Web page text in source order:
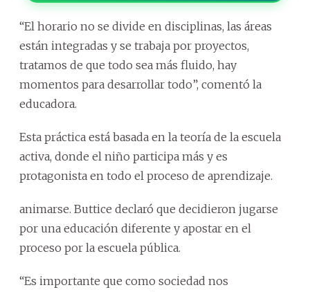
“El horario no se divide en disciplinas, las áreas
están integradas y se trabaja por proyectos,
tratamos de que todo sea más fluido, hay
momentos para desarrollar todo”, comentó la
educadora.
Esta práctica está basada en la teoría de la escuela
activa, donde el niño participa más y es
protagonista en todo el proceso de aprendizaje.
animarse. Buttice declaró que decidieron jugarse
por una educación diferente y apostar en el
proceso por la escuela pública.
“Es importante que como sociedad nos